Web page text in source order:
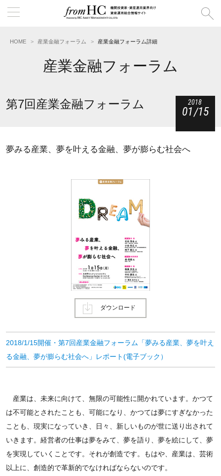
HOME 産業金融フォーラム 産業金融フォーラム詳細
産業金融フォーラム
第7回産業金融フォーラム 2018
01 15
夢みる産業、夢を叶える金融、夢が膨らむ社会へ
ダウンロード
2018/1/15開催・第7回産業金融フォーラム「夢みる産業、夢を叶え
る金融、夢が膨らむ社会へ」レポート(電子ブック）
産業は、未来に向けて、無限の可能性に開かれています。かつて
は不可能とされたことも、可能になり、かつては夢にすぎなかった
ことも、現実になっていき、日々、新しいものが世に送り出されて
いきます。経営者の仕事は夢をみて、夢を語り、夢を絵にして、夢
を実現していくことです。それが創造です。もはや、産業は、芸術
以上に、創造的で革新的でなければならないのです。